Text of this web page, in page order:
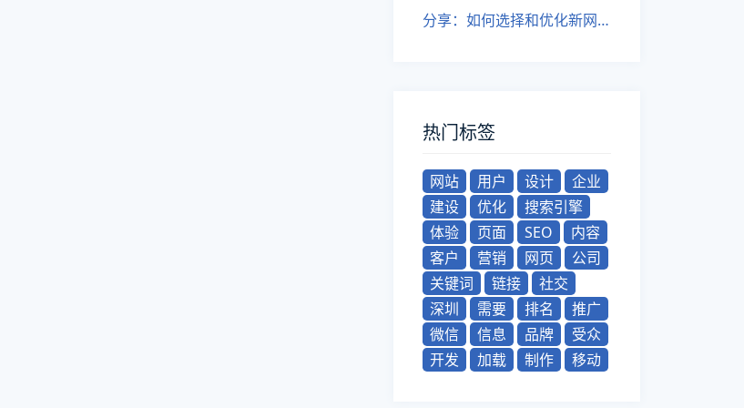
分享：如何选择和优化新网站关键词——深圳网站建设的建议
热门标签
网站 用户 设计
企业
建设
优化
搜索引擎
体验
页面 SEO
内容
客户
营销 网页
公司
关键词
链接
社交
深圳
需要 排名
推广
微信
信息 品牌
受众
开发
加载 制作 移动